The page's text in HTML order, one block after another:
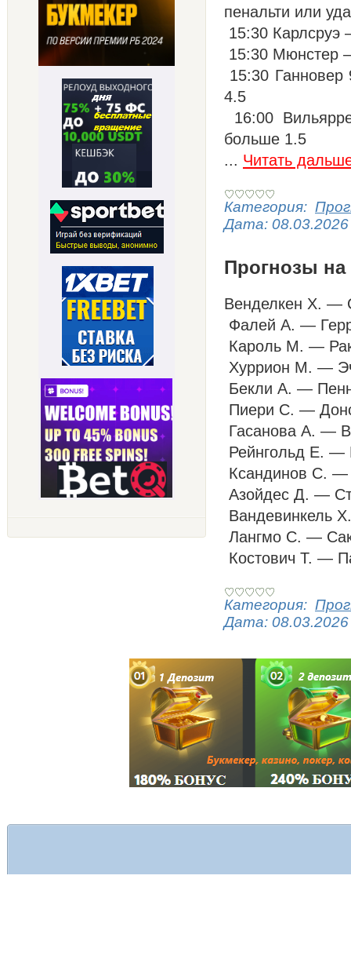
пенальти или
15:30 Карлсруэ
15:30 Мюнстер
15:30
4.5
16:00
больше 1.5
... Читать
Категория:
Дата: 08.03.2026
Прогнозы на
Венделкен Х. —
Фалей А. —
Кароль М. —
Хуррион М. —
Бекли А. —
Пиери С. —
Гасанова А. —
Рейнгольд Е. —
Ксандинов С.
Азойдес Д. —
Вандевинкель
Лангмо С. —
Костович Т. —
Категория:
Дата: 08.03.2026